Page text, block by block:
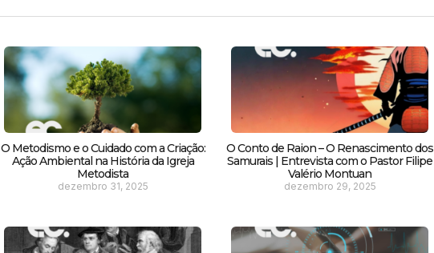
O Metodismo e o Cuidado com a Criação:
Ação Ambiental na História da Igreja
Metodista
dezembro 31, 2025
O Conto de Raion – O Renascimento dos
Samurais | Entrevista com o Pastor Filipe
Valério Montuan
dezembro 29, 2025